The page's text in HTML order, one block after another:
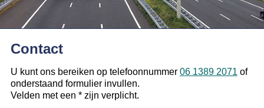
Contact
U kunt ons bereiken op telefoonnummer 06 1389 2071 of
onderstaand formulier invullen.
Velden met een *zijn verplicht.